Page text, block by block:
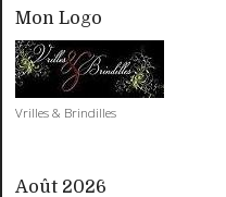
Mon Logo
Vrilles & Brindilles
Août 2026